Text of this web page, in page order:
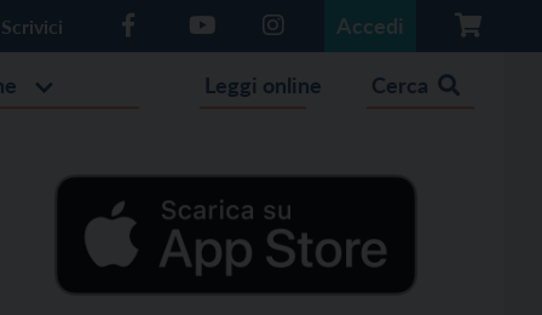
Scrivici Accedi
Leggi online Cerca